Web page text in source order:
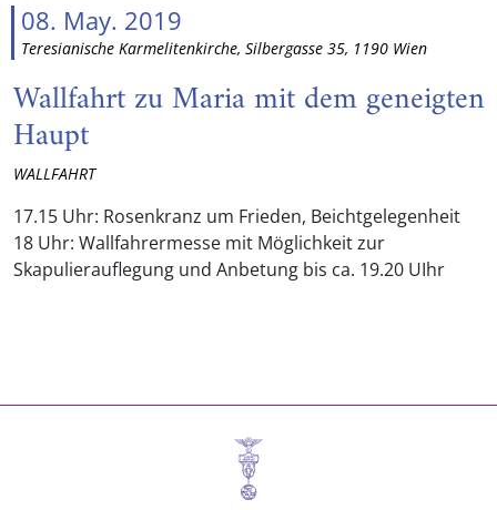
08. May. 2019
Teresianische Karmelitenkirche, Silbergasse 35, 1190 Wien
Wallfahrt zu Maria mit dem geneigten
Haupt
WALLFAHRT
17.15 Uhr: Rosenkranz um Frieden, Beichtgelegenheit
18 Uhr: Wallfahrermesse mit Möglichkeit zur
Skapulierauflegung und Anbetung bis ca. 19.20 UIhr